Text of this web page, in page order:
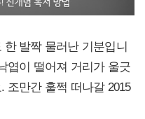
발짝 물러난 기분입니
엽이 떨어져 거리가 울긋
조만간 훌쩍 떠나갈 2015